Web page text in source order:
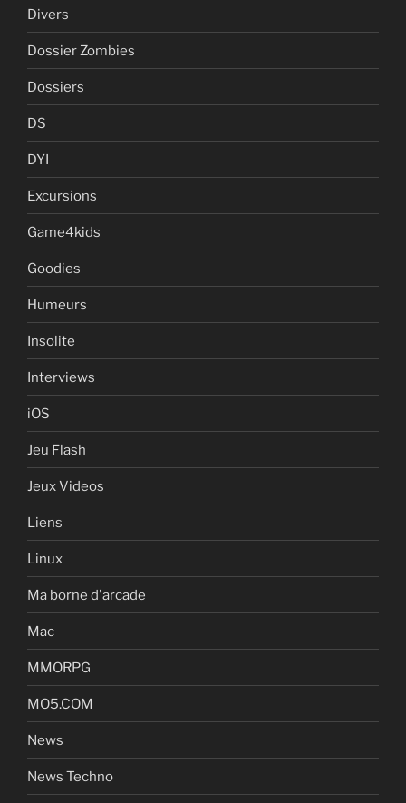
Divers
Dossier Zombies
Dossiers
DS
DYI
Excursions
Game4kids
Goodies
Humeurs
Insolite
Interviews
iOS
Jeu Flash
Jeux Videos
Liens
Linux
Ma borne d'arcade
Mac
MMORPG
MO5.COM
News
News Techno